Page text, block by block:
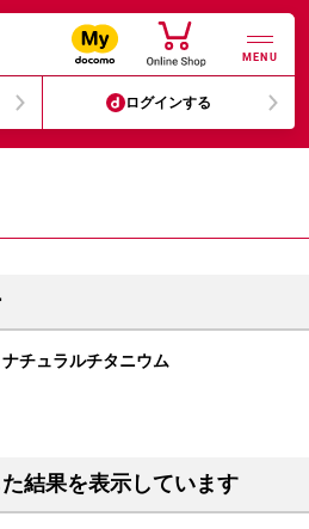
MENU
ログインする
チュラルチタニウム
結果を表示しています